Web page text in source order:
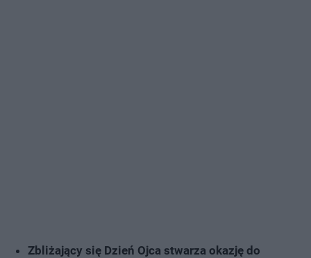
Zbliżający się Dzień Ojca stwarza okazję do